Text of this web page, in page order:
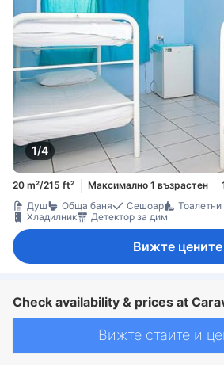
1/4
20 m²/215 ft² Максимално 1 възрастен
Душ
Обща баня Сешоар Тоалетни
Хладилник
Детектор за дим
Вижте цените
Check availability & prices at
Вижте стаите и